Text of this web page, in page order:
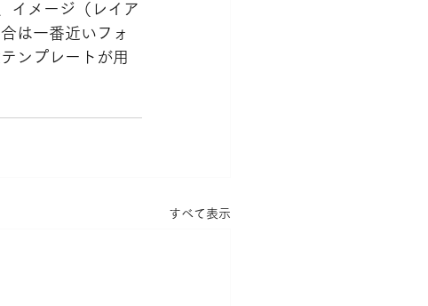
イメージ（レイア
は一番近いフォ
ンプレートが用
すべて表示